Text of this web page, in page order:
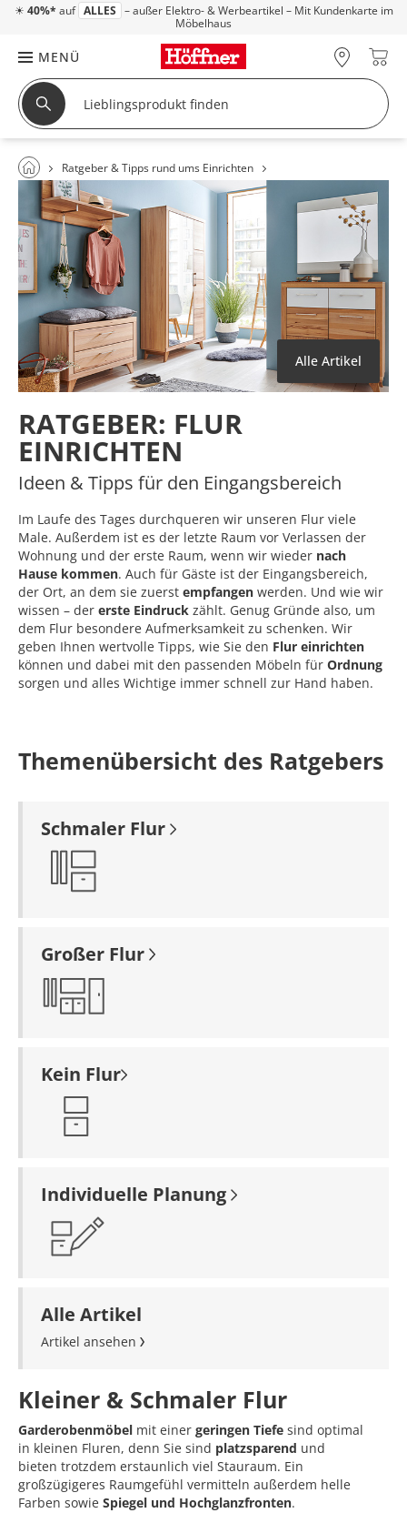
☀ 40%* auf ALLES – außer Elektro- & Werbeartikel – Mit Kundenkarte im
Möbelhaus
MENÜ
Ratgeber & Tipps rund ums Einrichten
Alle Artikel
RATGEBER: FLUR
EINRICHTEN
Ideen & Tipps für den Eingangsbereich
Im Laufe des Tages durchqueren wir unseren Flur viele
Male. Außerdem ist es der letzte Raum vor Verlassen der
Wohnung und der erste Raum, wenn wir wieder nach
Hause kommen. Auch für Gäste ist der Eingangsbereich,
der Ort, an dem sie zuerst empfangen werden. Und wie wir
wissen – der erste Eindruck zählt. Genug Gründe also, um
dem Flur besondere Aufmerksamkeit zu schenken. Wir
geben Ihnen wertvolle Tipps, wie Sie den Flur einrichten
können und dabei mit den passenden Möbeln für Ordnung
sorgen und alles Wichtige immer schnell zur Hand haben.
Themenübersicht des Ratgebers
Schmaler Flur
Großer Flur
Kein Flur
Individuelle Planung
Alle Artikel
Artikel ansehen
Kleiner & Schmaler Flur
Garderobenmöbel mit einer geringen Tiefe sind optimal
in kleinen Fluren, denn Sie sind platzsparend und
bieten trotzdem erstaunlich viel Stauraum. Ein
großzügigeres Raumgefühl vermitteln außerdem helle
Farben sowie Spiegel und Hochglanzfronten.